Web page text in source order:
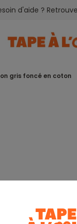
d'aide ?
gris foncé en coton